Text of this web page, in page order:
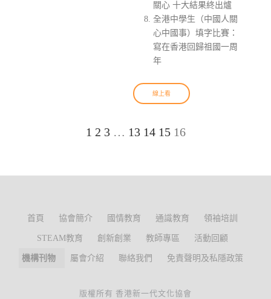
關心 十大結果終出爐
全港中學生（中國人關
心中國事）填字比賽：
寫在香港回歸祖國一周
年
線上看
1 2 3 … 13 14 15 16
首頁 協會簡介 國情教育 通識教育 領袖培訓
STEAM教育 創新創業 教師專區 活動回顧
機構刊物 屬會介紹 聯絡我們 免責聲明及私隱政策
版權所有 香港新一代文化協會